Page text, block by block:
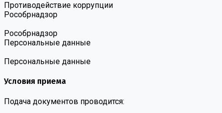
Противодействие коррупции
Роcобрнадзор
Роcобрнадзор
Персональные данные
Персональные данные
Условия приема
Подача документов проводится: